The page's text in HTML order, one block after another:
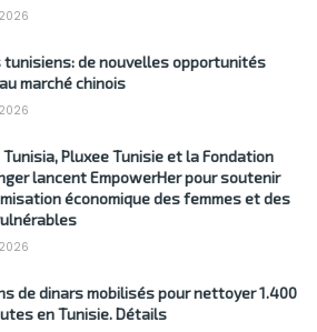
tunisiens: de nouvelles opportunités
marché chinois
Pluxee Tunisie et la Fondation
lancent EmpowerHer pour soutenir
économique des femmes et des
de dinars mobilisés pour nettoyer 1.400
en Tunisie. Détails